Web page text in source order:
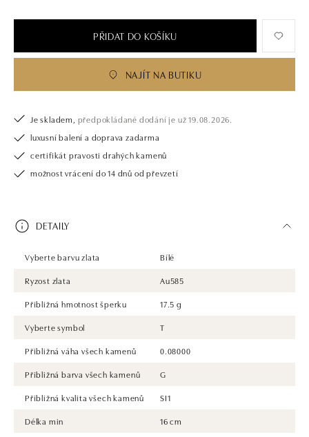
PŘIDAT DO KOŠÍKU
NAJÍT NA BUTIKU
Je skladem, předpokládané dodání je už 19.08.2026.
luxusní balení a doprava zadarma
certifikát pravosti drahých kamenů
možnost vrácení do 14 dnů od převzetí
DETAILY
Vyberte barvu zlata
Bílé
Ryzost zlata
Au585
Přibližná hmotnost šperku
17.5 g
Vyberte symbol
T
Přibližná váha všech kamenů
0.08000
Přibližná barva všech kamenů
G
Přibližná kvalita všech kamenů
SI1
Délka min
16 cm